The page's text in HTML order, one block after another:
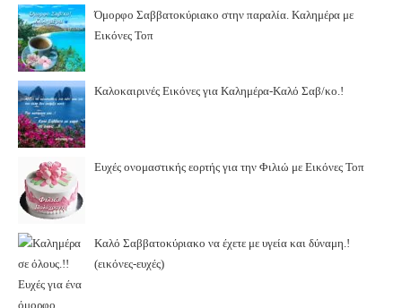
Όμορφο Σαββατοκύριακο στην παραλία. Καλημέρα με
Εικόνες Τοπ
Καλοκαιρινές Εικόνες για Καλημέρα-Καλό Σαβ/κο.!
Ευχές ονομαστικής εορτής για την Φιλιώ με Εικόνες Τοπ
Καλό Σαββατοκύριακο να έχετε με υγεία και δύναμη.!
(εικόνες-ευχές)